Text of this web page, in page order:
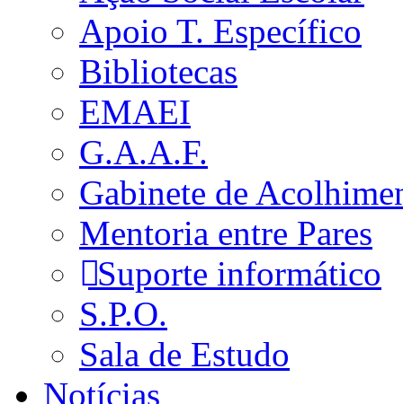
Apoio T. Específico
Bibliotecas
EMAEI
G.A.A.F.
Gabinete de
Mentoria entre Pares
Suporte informático
S.P.O.
Sala de Estudo
Notícias